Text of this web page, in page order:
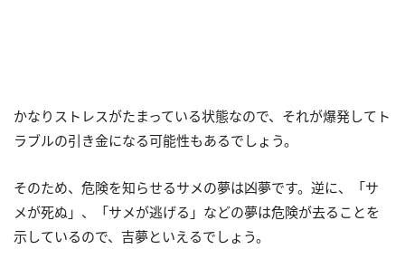
かなりストレスがたまっている状態なので、それが爆発してト
ラブルの引き金になる可能性もあるでしょう。
そのため、危険を知らせるサメの夢は凶夢です。逆に、「サ
メが死ぬ」、「サメが逃げる」などの夢は危険が去ることを
示しているので、吉夢といえるでしょう。